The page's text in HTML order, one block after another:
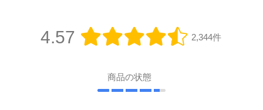
4.57 2,344件
商品の状態